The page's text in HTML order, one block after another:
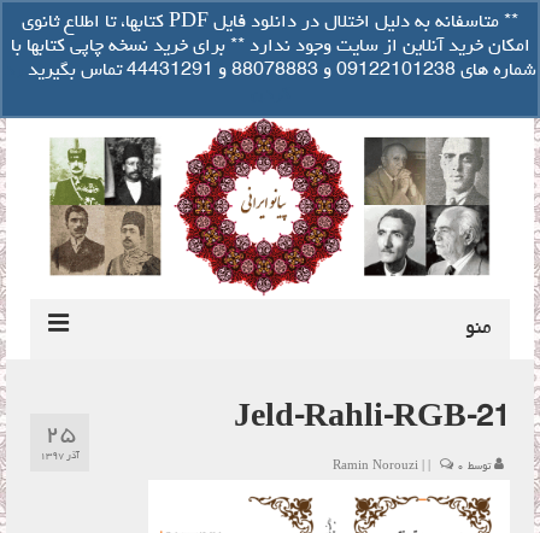
** متاسفانه به دلیل اختلال در دانلود فایل PDF کتابها، تا اطلاع ثانوی
امکان خرید آنلاین از سایت وجود ندارد ** برای خرید نسخه چاپی کتابها با
شماره های 09122101238 و 88078883 و 44431291 تماس بگیرید
تصفیه حساب سبد خرید شما- ۰ ریال
جستجو
منو
دانلود فایل صوتی
۲۵
آذر ۱۳۹۷
Jeld-Rahli-RGB-21
توسط Ramin Norouzi ۰